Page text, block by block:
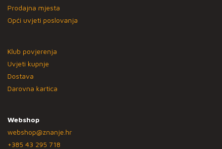
Prodajna mjesta
Opći uvjeti poslovanja
Klub povjerenja
Uvjeti kupnje
Dostava
Darovna kartica
Webshop
webshop@znanje.hr
+385 43 295 718